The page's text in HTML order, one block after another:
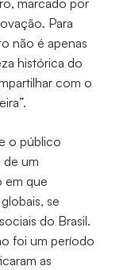
marcado por
Para
não é apenas
histórica do
com o
o público
de um
em que
se
do Brasil.
foi um período
as